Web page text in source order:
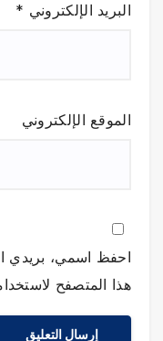
البريد الإلكتروني *
الموقع الإلكتروني
احفظ اسمي، بريدي
هذا المتصفح